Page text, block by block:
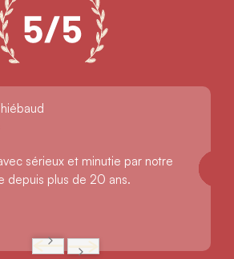
sérieux et minutie par notre
depuis plus de 20 ans.